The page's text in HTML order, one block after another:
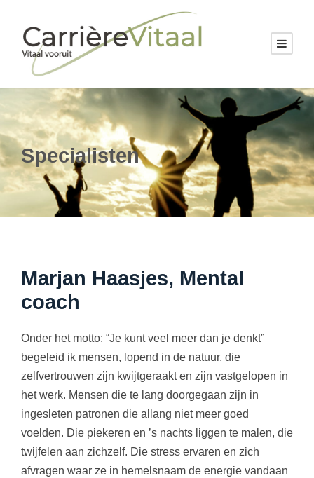
Specialisten
Marjan Haasjes, Mental
coach
Onder het motto: “Je kunt veel meer dan je denkt”
begeleid ik mensen, lopend in de natuur, die
zelfvertrouwen zijn kwijtgeraakt en zijn vastgelopen in
het werk. Mensen die te lang doorgegaan zijn in
ingesleten patronen die allang niet meer goed
voelden. Die piekeren en ’s nachts liggen te malen, die
twijfelen aan zichzelf. Die stress ervaren en zich
afvragen waar ze in hemelsnaam de energie vandaan